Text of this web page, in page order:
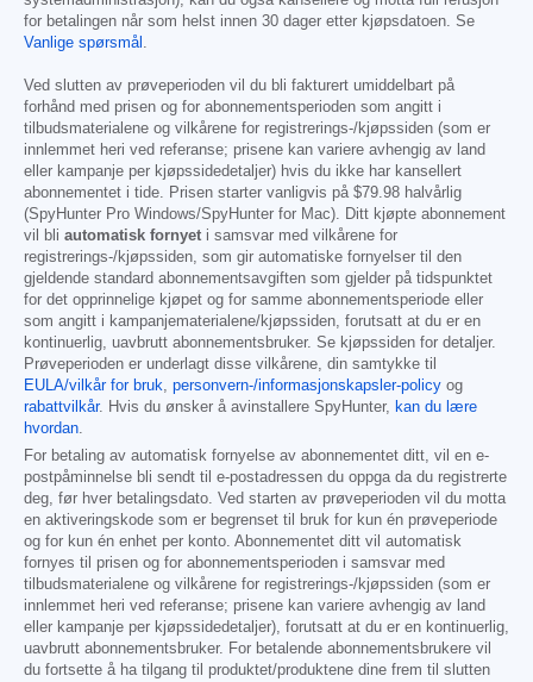
for betalingen når som helst innen 30 dager etter kjøpsdatoen. Se
Vanlige spørsmål .
Ved slutten av prøveperioden vil du bli fakturert umiddelbart på
forhånd med prisen og for abonnementsperioden som angitt i
tilbudsmaterialene og vilkårene for registrerings-/kjøpssiden (som er
innlemmet heri ved referanse; prisene kan variere avhengig av land
eller kampanje per kjøpssidedetaljer) hvis du ikke har kansellert
abonnementet i tide. Prisen starter vanligvis på $79.98 halvårlig
(SpyHunter Pro Windows/SpyHunter for Mac). Ditt kjøpte abonnement
vil bli automatisk fornyet i samsvar med vilkårene for
registrerings-/kjøpssiden, som gir automatiske fornyelser til den
gjeldende standard abonnementsavgiften som gjelder på tidspunktet
for det opprinnelige kjøpet og for samme abonnementsperiode eller
som angitt i kampanjematerialene/kjøpssiden, forutsatt at du er en
kontinuerlig, uavbrutt abonnementsbruker. Se kjøpssiden for detaljer.
Prøveperioden er underlagt disse vilkårene, din samtykke til
EULA/vilkår for bruk, personvern-/informasjonskapsler-policy og
rabattvilkår. Hvis du ønsker å avinstallere SpyHunter, kan du lære
hvordan.
For betaling av automatisk fornyelse av abonnementet ditt, vil en e-
postpåminnelse bli sendt til e-postadressen du oppga da du registrerte
deg, før hver betalingsdato. Ved starten av prøveperioden vil du motta
en aktiveringskode som er begrenset til bruk for kun én prøveperiode
og for kun én enhet per konto. Abonnementet ditt vil automatisk
fornyes til prisen og for abonnementsperioden i samsvar med
tilbudsmaterialene og vilkårene for registrerings-/kjøpssiden (som er
innlemmet heri ved referanse; prisene kan variere avhengig av land
eller kampanje per kjøpssidedetaljer), forutsatt at du er en kontinuerlig,
uavbrutt abonnementsbruker. For betalende abonnementsbrukere vil
du fortsette å ha tilgang til produktet/produktene dine frem til slutten